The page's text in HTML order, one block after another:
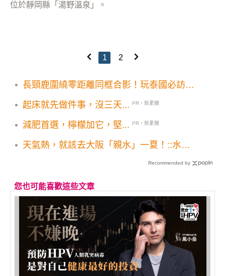
位於靜岡縣「湯野溫泉」。
1 2
長頸鹿圍繞零距離同框合影！玩泰國必訪互
起床就先做件事，沒三天...
PR・新素簡
減肥首選，檸檬加它，堅... PR・新素簡
天氣熱，就該去大阪「親水」一夏！::水都
Recommended by
您也可能喜歡這些文章